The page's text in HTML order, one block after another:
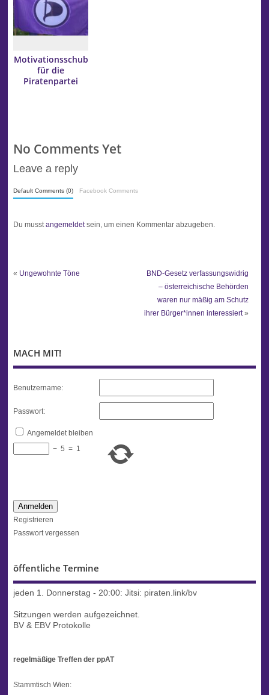
Motivationsschub
für die
Piratenpartei
No Comments Yet
Leave a reply
Default Comments (0) Facebook Comments
Du musst angemeldetsein, um einen Kommentar abzugeben.
« Ungewohnte Töne
BND-Gesetz verfassungswidrig
– österreichische Behörden
waren nur mäßig am Schutz
ihrer Bürger*innen interessiert»
MACH MIT!
Benutzername:
Passwort:
Angemeldet bleiben
− 5 = 1
Anmelden
Registrieren
Passwort vergessen
öffentliche Termine
jeden 1. Donnerstag - 20:00: Jitsi: piraten.link/bv
Sitzungen werden aufgezeichnet.
BV & EBV Protokolle
regelmäßige Treffen der ppAT
Stammtisch Wien: